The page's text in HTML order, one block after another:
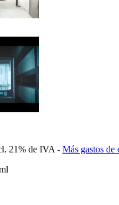
21% de IVA - Más gastos de